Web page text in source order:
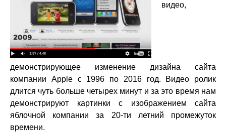
видео,
демонстрирующее изменение дизайна сайта
компании Apple с 1996 по 2016 год. Видео ролик
длится чуть больше четырех минут и за это время нам
демонстрируют картинки с изображением сайта
яблочной компании за 20-ти летний промежуток
времени.